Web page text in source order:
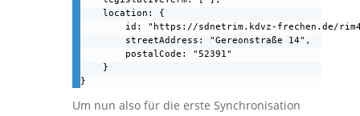
    location: {
id: "https://sdnetrim.kdvz-frechen.de/
        streetAddress: "Gereonstraße 14",
        postalCode: "52391"
    }
}
Um nun also für die erste Synchronisation